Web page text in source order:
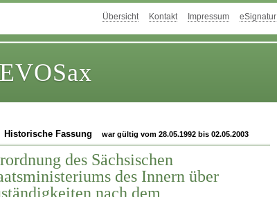
Übersicht Kontakt Impressum eSignatur
Historische Fassung war gültig vom 28.05.1992 bis 02.05.2003
des Sächsischen
des Innern über
nach dem